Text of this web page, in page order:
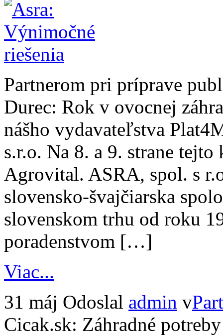
Partnerom pri príprave
Durec: Rok v ovocnej
nášho vydavateľstva
s.r.o. Na 8. a 9. strane
Agrovital. ASRA, spol. s
slovensko-švajčiarska
slovenskom trhu od roku
poradenstvom […]
Viac...
31 máj Odoslal admin v
Cicak.sk: Záhradné potreby